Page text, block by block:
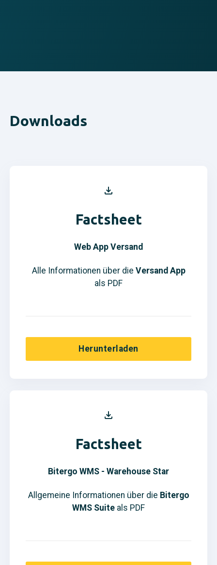
Downloads
Factsheet
Web App Versand
Alle Informationen über die Versand App
als PDF
Herunterladen
Factsheet
Bitergo WMS - Warehouse Star
Allgemeine Informationen über die Bitergo
WMS Suite als PDF